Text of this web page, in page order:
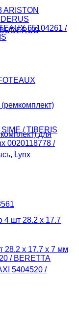
ARISTON
65104261 /
для
0020118778 /
28.2 х 17.7 x 7 мм
/ BERETTA